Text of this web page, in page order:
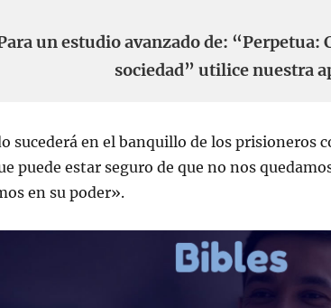
un estudio avanzado de: “Perpetua:
sociedad” utilice nuestra
sucederá en el banquillo de los prisioneros
puede estar seguro de que no nos
en su poder».